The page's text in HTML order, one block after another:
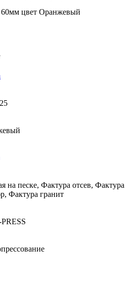
60мм цвет Оранжевый
на песке, Фактура отсев, Фактура
Фактура гранит